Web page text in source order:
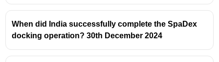
കെമിസ്ട്രി ടെക്നോളജി ഹബ്
ഇന്ത്യയിലെ ആദ്യത്തെ ഫ്ലോ കെമിസ്ട്രി
When did India successfully complete the SpaDex
docking operation? 30th December 2024